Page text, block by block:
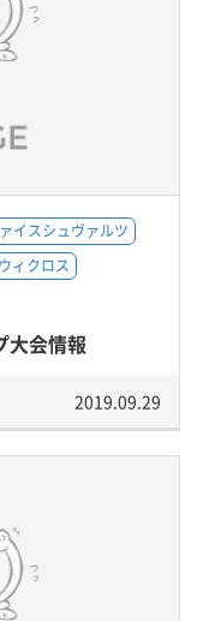
イスシュヴァルツ
ウィクロス
会情報
2019.09.29